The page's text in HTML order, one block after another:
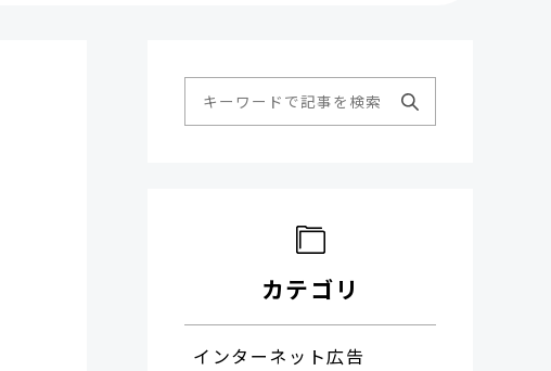
カテゴリ
インターネット広告